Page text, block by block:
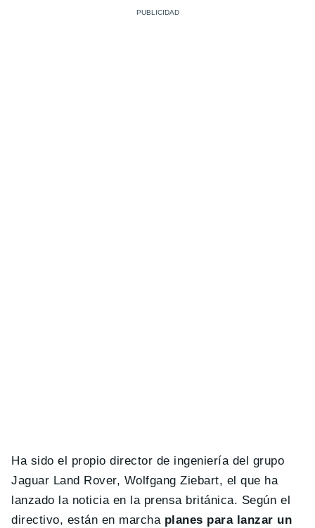
Ha sido el propio director de ingeniería del grupo
Jaguar Land Rover, Wolfgang Ziebart, el que ha
lanzado la noticia en la prensa británica. Según el
directivo, están en marcha planes para lanzar un